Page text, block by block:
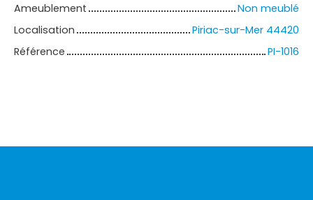
Ameublement
Non meublé
Localisation
Piriac-sur-Mer 44420
Référence
PI-1016